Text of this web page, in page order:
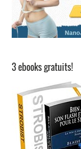
3 ebooks gratuits!